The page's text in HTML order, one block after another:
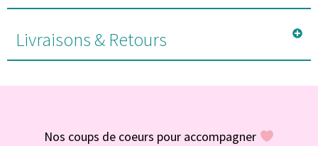
Livraisons & Retours
Nos coups de coeurs pour accompagner